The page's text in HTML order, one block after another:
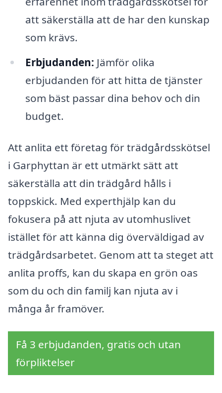
att säkerställa att de har den kunskap
som krävs.
Erbjudanden: Jämför olika
erbjudanden för att hitta de tjänster
som bäst passar dina behov och din
budget.
Att anlita ett företag för trädgårdsskötsel
i Garphyttan är ett utmärkt sätt att
säkerställa att din trädgård hålls i
toppskick. Med experthjälp kan du
fokusera på att njuta av utomhuslivet
istället för att känna dig överväldigad av
trädgårdsarbetet. Genom att ta steget att
anlita proffs, kan du skapa en grön oas
som du och din familj kan njuta av i
många år framöver.
Få 3 erbjudanden, gratis och utan
förpliktelser